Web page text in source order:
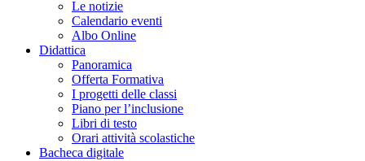
Le notizie
Calendario eventi
Albo Online
Didattica
Panoramica
Offerta Formativa
I progetti delle classi
Piano per l’inclusione
Libri di testo
Orari attività scolastiche
Bacheca digitale